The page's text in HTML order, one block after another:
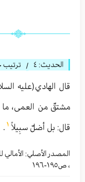
الحديث: ٤ / ترتيب
قال الهادي(عليه
مشتقّ من العمى، ما
قال: بل أضلّ سبِيلاً .
المصدر الأصلي:
، ص١٩٥-١٩٦